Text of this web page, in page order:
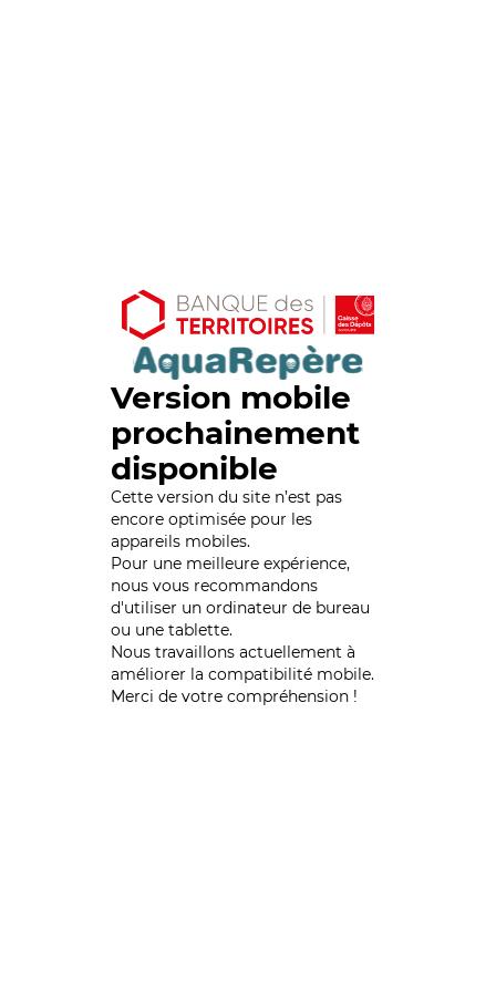
Version mobile
prochainement
disponible
Cette version du site n’est pas
encore optimisée pour les
appareils mobiles.
Pour une meilleure expérience,
nous vous recommandons
d'utiliser un ordinateur de bureau
ou une tablette.
Nous travaillons actuellement à
améliorer la compatibilité mobile.
Merci de votre compréhension !